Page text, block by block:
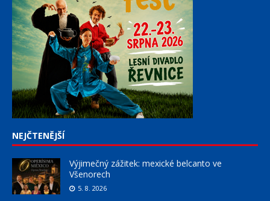
NEJČTENĚJŠÍ
Výjimečný zážitek: mexické belcanto ve
Všenorech
5. 8. 2026